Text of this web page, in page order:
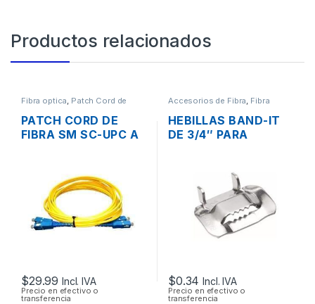
Productos relacionados
Fibra optica, Patch Cord de
PATCH CORD DE
FIBRA SM SC-UPC A
$29.99 Incl. IVA
Precio en efectivo o
transferencia
Accesorios de Fibra, Fibra
HEBILLAS BAND-IT
DE 3/4″ PARA
$0.34 Incl. IVA
Precio en efectivo o
transferencia